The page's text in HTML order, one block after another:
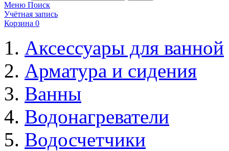
Меню Поиск
Учётная запись
Корзина 0
Аксессуары для ванной
Арматура и сидения
Ванны
Водонагреватели
Водосчетчики